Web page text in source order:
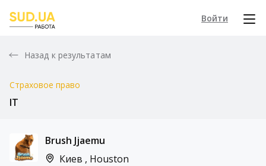
Войти
Назад к результатам
Страховое право
IT
Brush Jjaemu
Киев , Houston